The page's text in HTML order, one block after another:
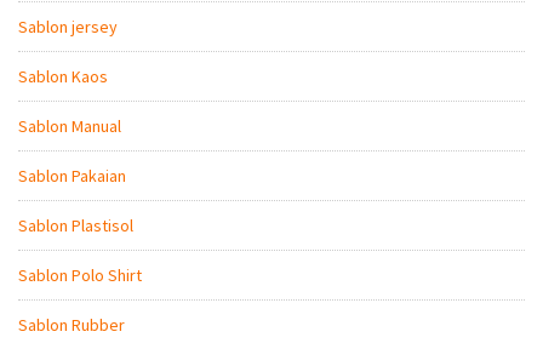
Sablon jersey
Sablon Kaos
Sablon Manual
Sablon Pakaian
Sablon Plastisol
Sablon Polo Shirt
Sablon Rubber